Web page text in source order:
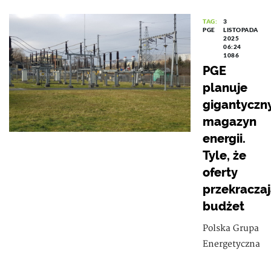
TAG:
PGE
3
LISTOPADA
2025
06:24
1086
PGE
planuje
magazyn
energii.
Tyle, że
oferty
budżet
Polska Grupa
Energetyczna